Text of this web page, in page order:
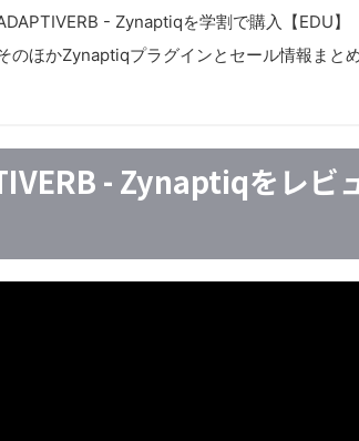
- Zynaptiqを学割で購入【EDU】
のほかZynaptiqプラグインとセール情報まと
- Zynaptiqをレビ